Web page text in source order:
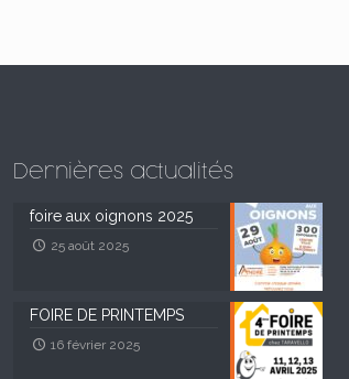
Dernières actualités
foire aux oignons 2025
25 août 2025
FOIRE DE PRINTEMPS
16 février 2025